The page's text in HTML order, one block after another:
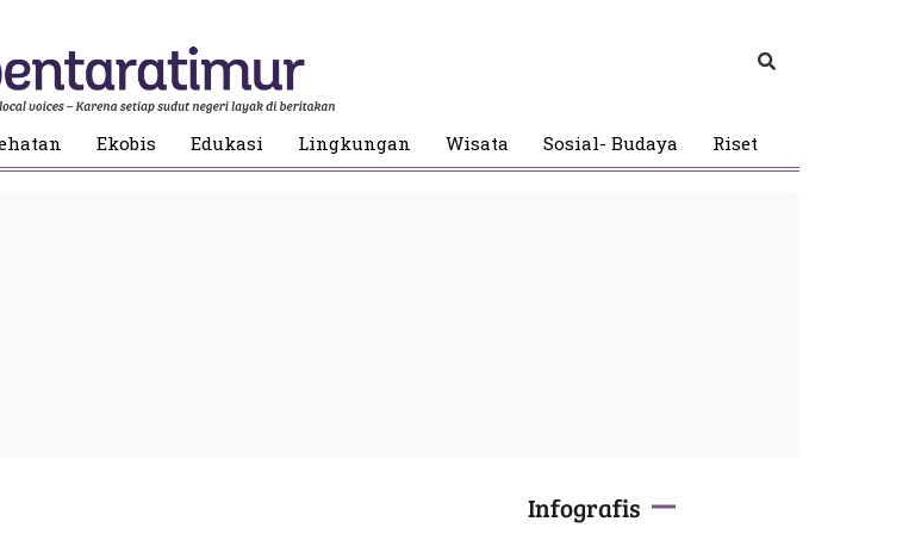
Ekobis Edukasi Lingkungan Wisata Sosial- Budaya Riset
Infografis